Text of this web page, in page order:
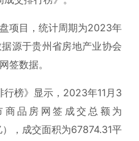
项目，统计周期为2023年
源于贵州省房地产业协会
签数据。
行榜》显示，2023年11月3
品房网签成交总额为
，成交面积为67874.31平